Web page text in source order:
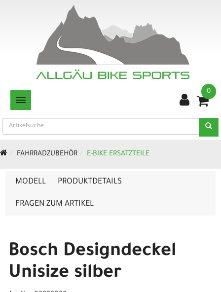
TOGGLE NAVIGATION
0
FAHRRADZUBEHÖR E-BIKE ERSATZTEILE
MODELL PRODUKTDETAILS
FRAGEN ZUM ARTIKEL
Bosch Designdeckel
Unisize silber